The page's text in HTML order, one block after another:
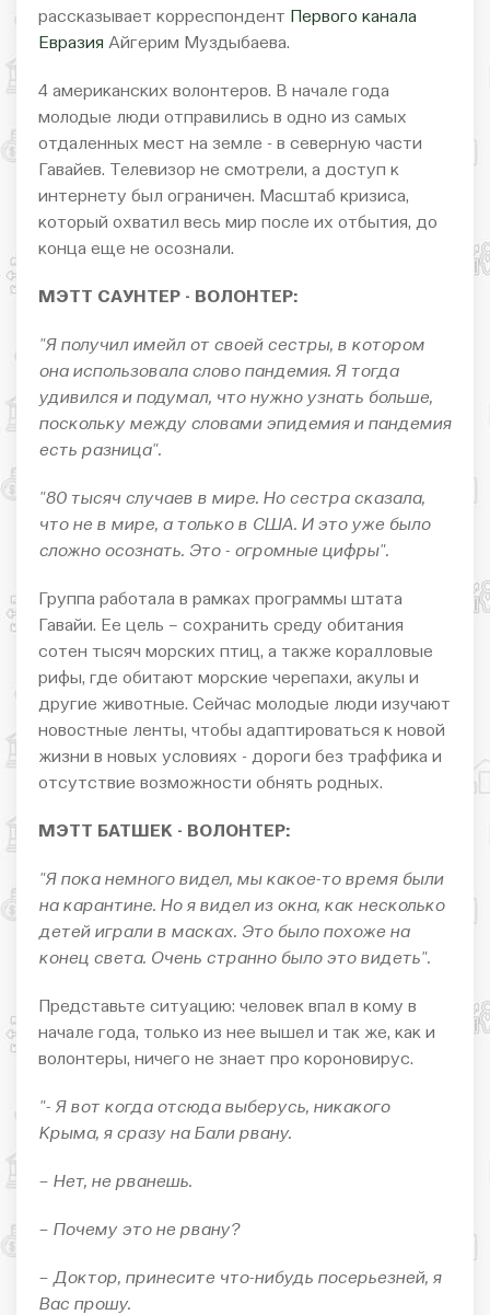
рассказывает корреспондент
Первого канала
Евразия Айгерим Муздыбаева.
4 американских волонтеров. В начале года
молодые люди отправились в одно из самых
отдаленных мест на земле - в северную части
Гавайев. Телевизор не смотрели, а доступ к
интернету был ограничен. Масштаб кризиса,
который охватил весь мир после их отбытия, до
конца еще не осознали.
МЭТТ САУНТЕР - ВОЛОНТЕР:
"Я получил имейл от своей сестры, в котором
она использовала слово пандемия. Я тогда
удивился и подумал, что нужно узнать больше,
поскольку между словами эпидемия и пандемия
есть разница".
"80 тысяч случаев в мире. Но сестра сказала,
что не в мире, а только в США. И это уже было
сложно осознать. Это - огромные цифры".
Группа работала в рамках программы штата
Гавайи. Ее цель – сохранить среду обитания
сотен тысяч морских птиц, а также коралловые
рифы, где обитают морские черепахи, акулы и
другие животные. Сейчас молодые люди изучают
новостные ленты, чтобы адаптироваться к новой
жизни в новых условиях - дороги без траффика и
отсутствие возможности обнять родных.
МЭТТ БАТШЕК - ВОЛОНТЕР:
"Я пока немного видел, мы какое-то время были
на карантине. Но я видел из окна, как несколько
детей играли в масках. Это было похоже на
конец света. Очень странно было это видеть".
Представьте ситуацию: человек впал в кому в
начале года, только из нее вышел и так же, как и
волонтеры, ничего не знает про короновирус.
"- Я вот когда отсюда выберусь, никакого
Крыма, я сразу на Бали рвану.
– Нет, не рванешь.
– Почему это не рвану?
– Доктор, принесите что-нибудь посерьезней, я
Вас прошу.